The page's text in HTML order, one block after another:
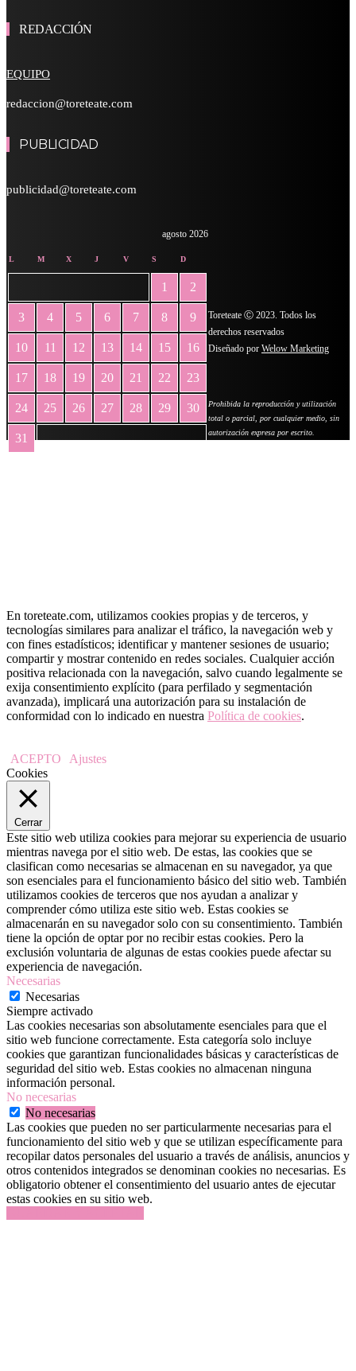
REDACCIÓN
EQUIPO
redaccion@toreteate.com
PUBLICIDAD
publicidad@toreteate.com
agosto 2026
L M X J V S D
1 2
3 4 5 6 7 8 9
10 11 12 13 14 15 16
17 18 19 20 21 22 23
24 25 26 27 28 29 30
31
Toreteate Ⓒ 2023. Todos los
derechos reservados
Diseñado por Welow Marketing
Prohibida la reproducción y utilización
total o parcial, por cualquier medio, sin
autorización expresa por escrito.
En toreteate.com, utilizamos cookies propias y de terceros, y
tecnologías similares para analizar el tráfico, la navegación web y
con fines estadísticos; identificar y mantener sesiones de usuario;
compartir y mostrar contenido en redes sociales. Cualquier acción
positiva relacionada con la navegación, salvo cuando legalmente se
exija consentimiento explícito (para perfilado y segmentación
avanzada), implicará una autorización para su instalación de
conformidad con lo indicado en nuestra Política de cookies.
ACEPTO
Ajustes
Cookies
Cerrar
Este sitio web utiliza cookies para mejorar su experiencia de usuario
mientras navega por el sitio web. De estas, las cookies que se
clasifican como necesarias se almacenan en su navegador, ya que
son esenciales para el funcionamiento básico del sitio web. También
utilizamos cookies de terceros que nos ayudan a analizar y
comprender cómo utiliza este sitio web. Estas cookies se
almacenarán en su navegador solo con su consentimiento. También
tiene la opción de optar por no recibir estas cookies. Pero la
exclusión voluntaria de algunas de estas cookies puede afectar su
experiencia de navegación.
Necesarias
Necesarias
Siempre activado
Las cookies necesarias son absolutamente esenciales para que el
sitio web funcione correctamente. Esta categoría solo incluye
cookies que garantizan funcionalidades básicas y características de
seguridad del sitio web. Estas cookies no almacenan ninguna
información personal.
No necesarias
No necesarias
Las cookies que pueden no ser particularmente necesarias para el
funcionamiento del sitio web y que se utilizan específicamente para
recopilar datos personales del usuario a través de análisis, anuncios y
otros contenidos integrados se denominan cookies no necesarias. Es
obligatorio obtener el consentimiento del usuario antes de ejecutar
estas cookies en su sitio web.